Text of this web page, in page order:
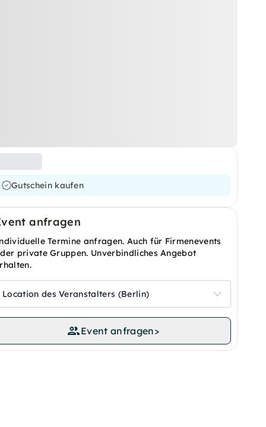
Gutschein kaufen
anfragen
Termine anfragen. Auch für Firmenevents
private Gruppen. Unverbindliches Angebot
Location des Veranstalters (Berlin)
Event anfragen>